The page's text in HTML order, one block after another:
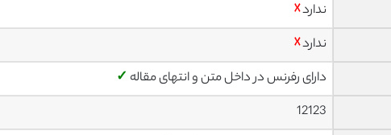
ندارد☓
ندارد☓
دارای رفرنس در داخل متن و انتهای مقاله ✓
12123